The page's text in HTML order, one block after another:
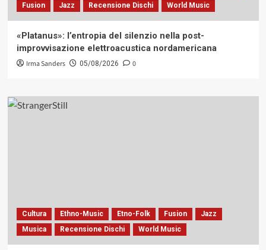
Fusion
Jazz Recensione Dischi World Music
«Platanus»: l’entropia del silenzio nella post-
improvvisazione elettroacustica nordamericana
Irma Sanders 05/08/2026 0
Cultura Ethno-Music Etno-Folk Fusion
Jazz
Musica
Recensione Dischi World Music